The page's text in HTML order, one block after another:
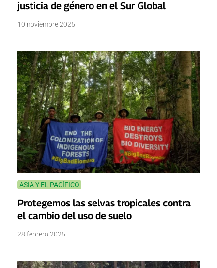
justicia de género en el Sur Global
10 noviembre 2025
ASIA Y EL PACÍFICO
Protegemos las selvas tropicales contra
el cambio del uso de suelo
28 febrero 2025